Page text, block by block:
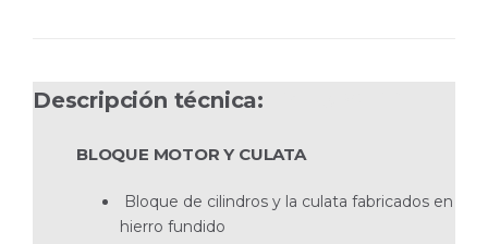
Descripción técnica:
BLOQUE MOTOR Y CULATA
Bloque de cilindros y la culata fabricados en
hierro fundido